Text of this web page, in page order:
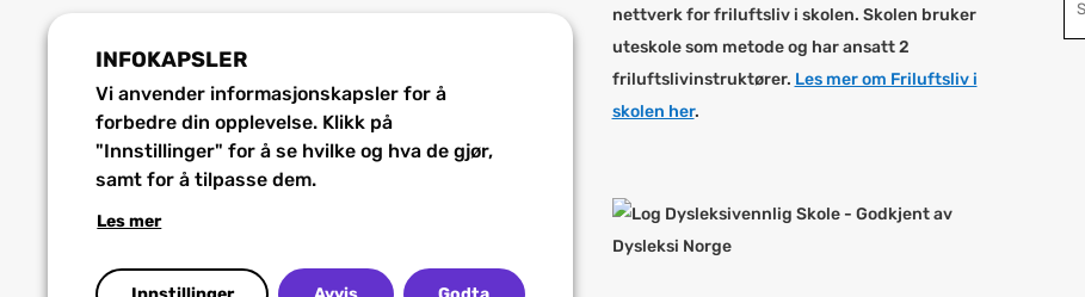
INFOKAPSLER
Vi anvender informasjonskapsler for å
forbedre din opplevelse. Klikk på
"Innstillinger" for å se hvilke og hva de gjør,
samt for å tilpasse dem.
Les mer
bærekraftsmålene, samarbeid, gode
eksempler og ressurser på
montessori2030.org.
Personvernerklæring
Tilgjengelighetserklæring (bokmål)
nettverk for friluftsliv i skolen. Skolen bruker
uteskole som metode og har ansatt 2
friluftslivinstruktører. Les mer om Friluftsliv i
skolen her.